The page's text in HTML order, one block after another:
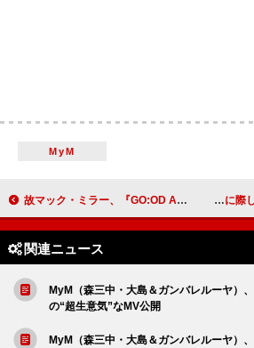
MyM
故マック・ミラー、『GO:OD AM』10周年を記念したショート・フィルム公開 米津玄師×宇
関連ニュース
MyM（森三中・大島＆ガンバレルーヤ）
の“超生意気”なMV公開
MyM（森三中・大島＆ガンバレルーヤ）